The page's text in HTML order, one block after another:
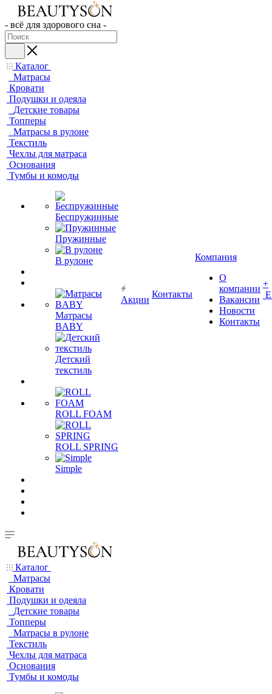
- всё для здорового сна -
Каталог
Матрасы
Кровати
Подушки и одеяла
Детские товары
Топперы
Матрасы в рулоне
Текстиль
Чехлы для матраса
Основания
Тумбы и комоды
Беспружинные
Пружинные
В рулоне
Матрасы
BABY
Детский
текстиль
ROLL FOAM
ROLL SPRING
Simple
Акции
Контакты
Компания
О
компании
Вакансии
Новости
Контакты
+
Каталог
Матрасы
Кровати
Подушки и одеяла
Детские товары
Топперы
Матрасы в рулоне
Текстиль
Чехлы для матраса
Основания
Тумбы и комоды